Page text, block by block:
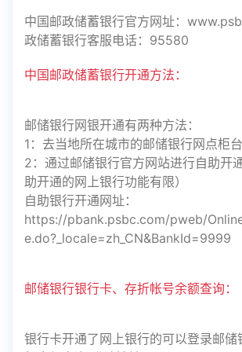
中国邮政储蓄银行官方网址：
政储蓄银行客服电话：95580
中国邮政储蓄银行开通方法：
邮储银行网银开通有两种方法：
1：去当地所在城市的邮储银行网点柜
2：通过邮储银行官方网站进行自助开
助开通的网上银行功能有限）
自助银行开通网址：
https://pbank.psbc.com/pweb/
e.do?_locale=zh_CN&BankId=9999
邮储银行银行卡、存折帐号余额查询：
银行卡开通了网上银行的可以登录邮储